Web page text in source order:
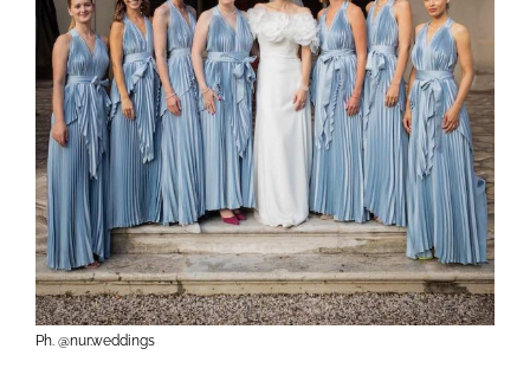
Ph. @nur.weddings